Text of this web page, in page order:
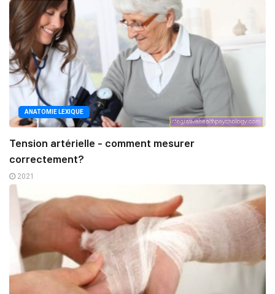
ANATOMIE LEXIQUE
Tension artérielle - comment mesurer
correctement?
2021